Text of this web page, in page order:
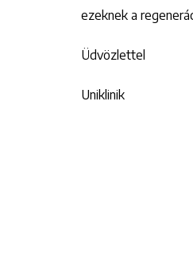
ezeknek a
Üdvözlettel
Uniklinik